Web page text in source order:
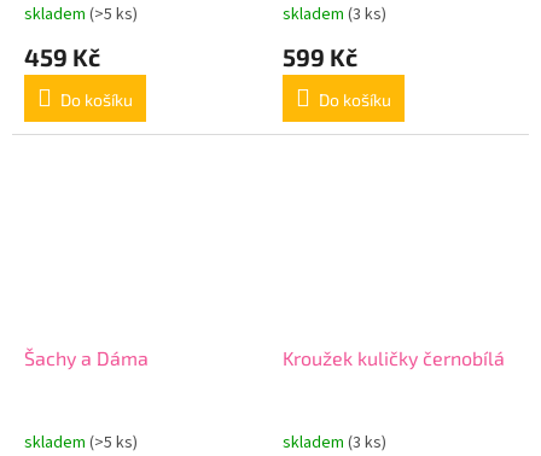
skladem (>5 ks)
459 Kč
Do košíku
skladem (3 ks)
599 Kč
Do košíku
Šachy a Dáma
skladem (>5 ks)
Kroužek kuličky černobílá
skladem (3 ks)